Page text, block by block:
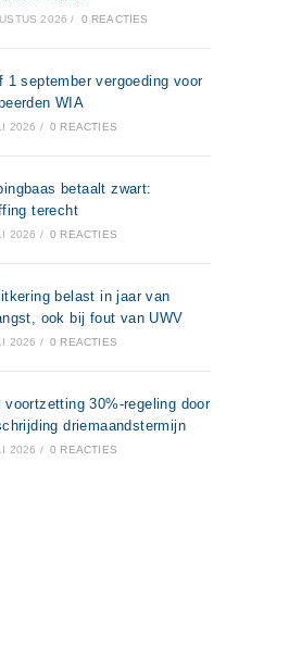
2026 / 0 REACTIES
1 september vergoeding voor
WIA
2026 / 0 REACTIES
betaalt zwart:
terecht
2026 / 0 REACTIES
belast in jaar van
ook bij fout van UWV
2026 / 0 REACTIES
voortzetting 30%-regeling door
driemaandstermijn
2026 / 0 REACTIES